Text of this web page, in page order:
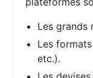
Les grands
Les
etc.).